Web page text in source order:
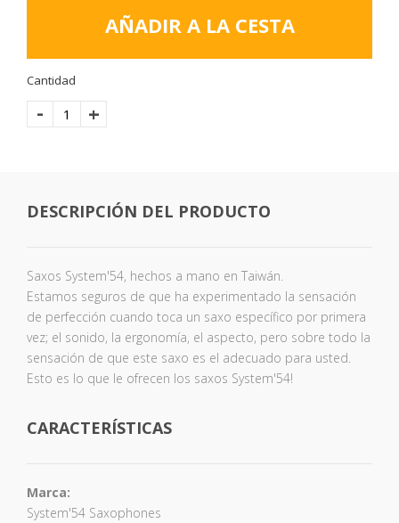
AÑADIR A LA CESTA
Cantidad
- +
DESCRIPCIÓN DEL PRODUCTO
Saxos System'54, hechos a mano en Taiwán.
Estamos seguros de que ha experimentado la sensación
de perfección cuando toca un saxo específico por primera
vez; el sonido, la ergonomía, el aspecto, pero sobre todo la
sensación de que este saxo es el adecuado para usted.
Esto es lo que le ofrecen los saxos System'54!
CARACTERÍSTICAS
Marca:
System'54 Saxophones